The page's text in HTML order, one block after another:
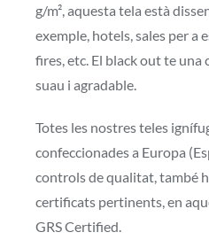
g/m², aquesta tela està
exemple, hotels, sales per a
fires, etc. El black out te una
suau i agradable.
Totes les nostres teles
confeccionades a Europa
controls de qualitat, també
certificats pertinents, en
GRS Certified.